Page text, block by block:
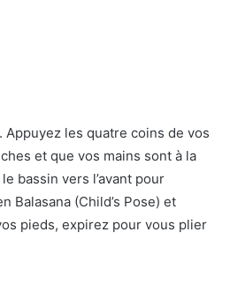
les quatre coins de vos
et que vos mains sont à la
bassin vers l’avant pour
Balasana (Child’s Pose) et
pieds, expirez pour vous plier